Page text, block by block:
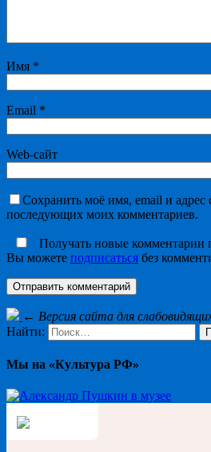
Имя *
Email *
Web-сайт
Сохранить моё имя, email и адрес
последующих моих комментариев.
Получать новые комментарии
Вы можете подписаться без
← Версия сайта для
Найти:
Мы на «Культура РФ»